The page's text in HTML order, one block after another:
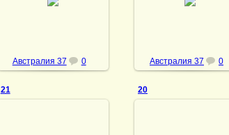
Австралия 37 0 Австралия 37 0
21 20